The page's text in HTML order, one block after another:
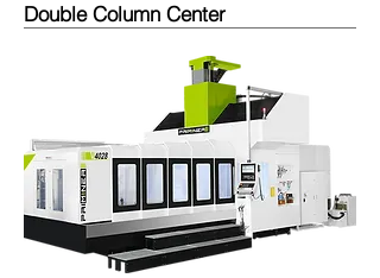
Double Column Center